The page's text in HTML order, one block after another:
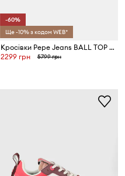
-60%
Ще -10% з кодом WEB*
Кросівки Pepe Jeans BALL TOP W
2299 грн
5799 грн